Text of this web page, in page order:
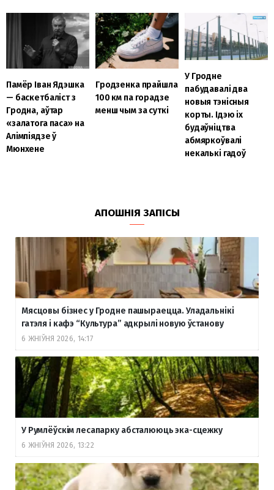
Памёр Іван Ядэшка
— баскетбаліст з
Гродна, аўтар
«залатога паса» на
Алімпіядзе ў
Мюнхене
Гродзенка прайшла
100 км па горадзе
менш чым за суткі
У Гродне
пабудавалі два
новыя тэнісныя
корты. Ідэю іх
будаўніцтва
абмяркоўвалі
некалькі гадоў
АПОШНІЯ ЗАПІСЫ
Мясцовы бізнес у Гродне пашыраецца. Уладальнікі
гатэля і кафэ “Культура” адкрылі новую ўстанову
6 ЖНІЎНЯ 2026, 14:17
У Румлёўскім лесапарку абсталююць эка-сцежку
6 ЖНІЎНЯ 2026, 13:22